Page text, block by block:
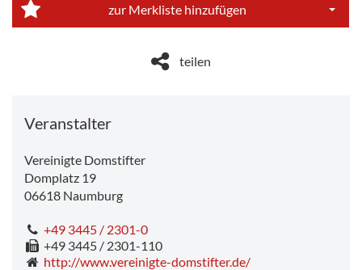
zur Merkliste hinzufügen
teilen
Veranstalter
Vereinigte Domstifter
Domplatz 19
06618 Naumburg
+49 3445 / 2301-0
+49 3445 / 2301-110
http://www.vereinigte-domstifter.de/